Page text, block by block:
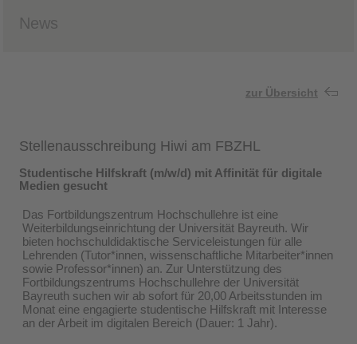
News
zur Übersicht
Stellenausschreibung Hiwi am FBZHL
Studentische Hilfskraft (m/w/d) mit Affinität für digitale
Medien gesucht
Das Fortbildungszentrum Hochschullehre ist eine
Weiterbildungseinrichtung der Universität Bayreuth. Wir
bieten hochschuldidaktische Serviceleistungen für alle
Lehrenden (Tutor*innen, wissenschaftliche Mitarbeiter*innen
sowie Professor*innen) an. Zur Unterstützung des
Fortbildungszentrums Hochschullehre der Universität
Bayreuth suchen wir ab sofort für 20,00 Arbeitsstunden im
Monat eine engagierte studentische Hilfskraft mit Interesse
an der Arbeit im digitalen Bereich (Dauer: 1 Jahr).